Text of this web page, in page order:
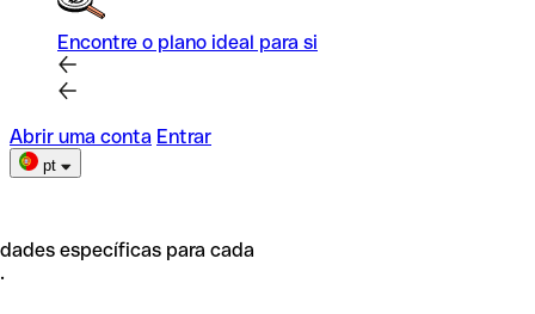
Encontre o plano ideal para si
Abrir uma conta Entrar
pt
específicas para cada